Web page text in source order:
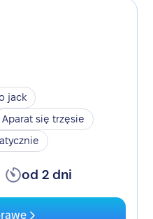
jack
Aparat się trzęsie
od 2 dni